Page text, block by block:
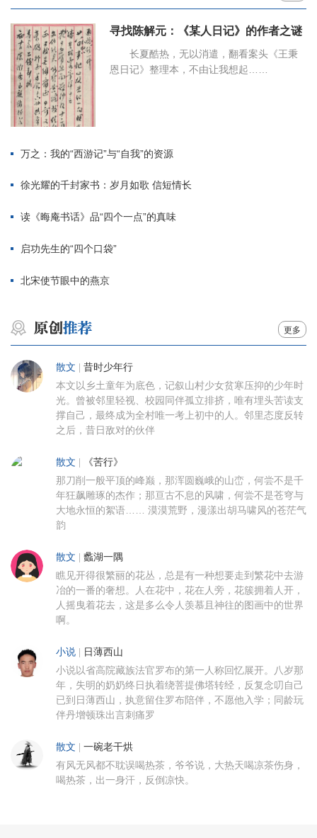
寻找陈解元：《某人日记》的作者之谜
长夏酷热，无以消遣，翻看案头《王秉
恩日记》整理本，不由让我想起……
万之：我的“西游记”与“自我”的资源
徐光耀的千封家书：岁月如歌 信短情长
读《晦庵书话》品“四个一点”的真味
启功先生的“四个口袋”
北宋使节眼中的燕京
更多
散文 昔时少年行
本文以乡土童年为底色，记叙山村少女贫寒压抑的少年时
光。曾被邻里轻视、校园同伴孤立排挤，唯有埋头苦读支
撑自己，最终成为全村唯一考上初中的人。邻里态度反转
之后，昔日敌对的伙伴
散文 《苦行》
那刀削一般平顶的峰巅，那浑圆巍峨的山峦，何尝不是千
年狂飙雕琢的杰作；那亘古不息的风啸，何尝不是苍穹与
大地永恒的絮语…… 漠漠荒野，漫漾出胡马啸风的苍茫气
韵
散文 蠡湖一隅
瞧见开得很繁丽的花丛，总是有一种想要走到繁花中去游
冶的一番的奢想。人在花中，花在人旁，花簇拥着人开，
人摇曳着花去，这是多么令人羡慕且神往的图画中的世界
啊。
小说 日薄西山
小说以省高院藏族法官罗布的第一人称回忆展开。八岁那
年，失明的奶奶终日执着绕菩提佛塔转经，反复念叨自己
已到日薄西山，执意留住罗布陪伴，不愿他入学；同龄玩
伴丹增顿珠出言刺痛罗
散文 一碗老干烘
有风无风都不耽误喝热茶，爷爷说，大热天喝凉茶伤身，
喝热茶，出一身汗，反倒凉快。